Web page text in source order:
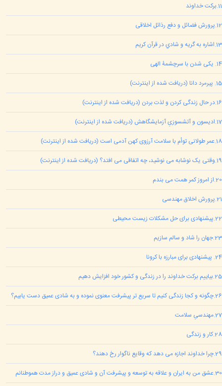
11
.برکت خداوند
12
.پرورش فضائل و دفع رذائل اخلاقی
13
.اشاره به گريه و شادي در قرآن کريم
14
. یکی شدن با سرچشمۀ الهی
15
. پیرمرد دانا (دریافت شده از اینترنت)
16
.در حال زندگی کردن و لذت بردن (دريافت شده از اينترنت)
17
.ادیسون و آتشسوزیِ آزمایشگاهش (دریافت شده از اینترنت)
18
.عمر طولانی توأم با سلامت آرزوی کهن آدمی است (دريافت شده از اينترنت)
19
.وقتی یک نوشابه می نوشید، چه اتفاقی می افتد؟ (دريافت شده از اينترنت)
20
.از امروز کمر همت می بندم
21
.پرورش اخلاق مهندسی
22
.پیشنهادی برای حل مشکلات زیست محیطی
23
.جهان را شاد و سالم سازیم
24
. پیشنهادی برای مبارزه با کرونا
25
.بیاییم برکت خداوند را در زندگی و کشور خود افزایش دهیم
26
.چگونه و کجا زندگی کنیم تا سریع تر پیشرفت معنوی نموده و به شادی عمیق دست یابیم؟
27
.مهندسیِ سلامت
28
.کار و زندگی
29
.چرا خداوند اجازه می دهد که وقایع ناگوار رخ دهند؟
30
.عشق من به ایران و علاقه به توسعه و پیشرفت آن و شادی عمیق و دراز مدت هموطنانم